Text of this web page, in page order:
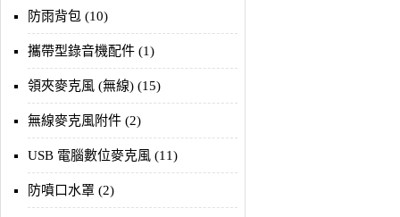
防雨背包 (10)
攜帶型錄音機配件 (1)
領夾麥克風 (無線) (15)
無線麥克風附件 (2)
USB 電腦數位麥克風 (11)
防噴口水罩 (2)